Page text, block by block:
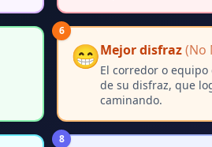
6
😁Mejor disfraz(No
El corredor o
de su disfraz, que
caminando.
8